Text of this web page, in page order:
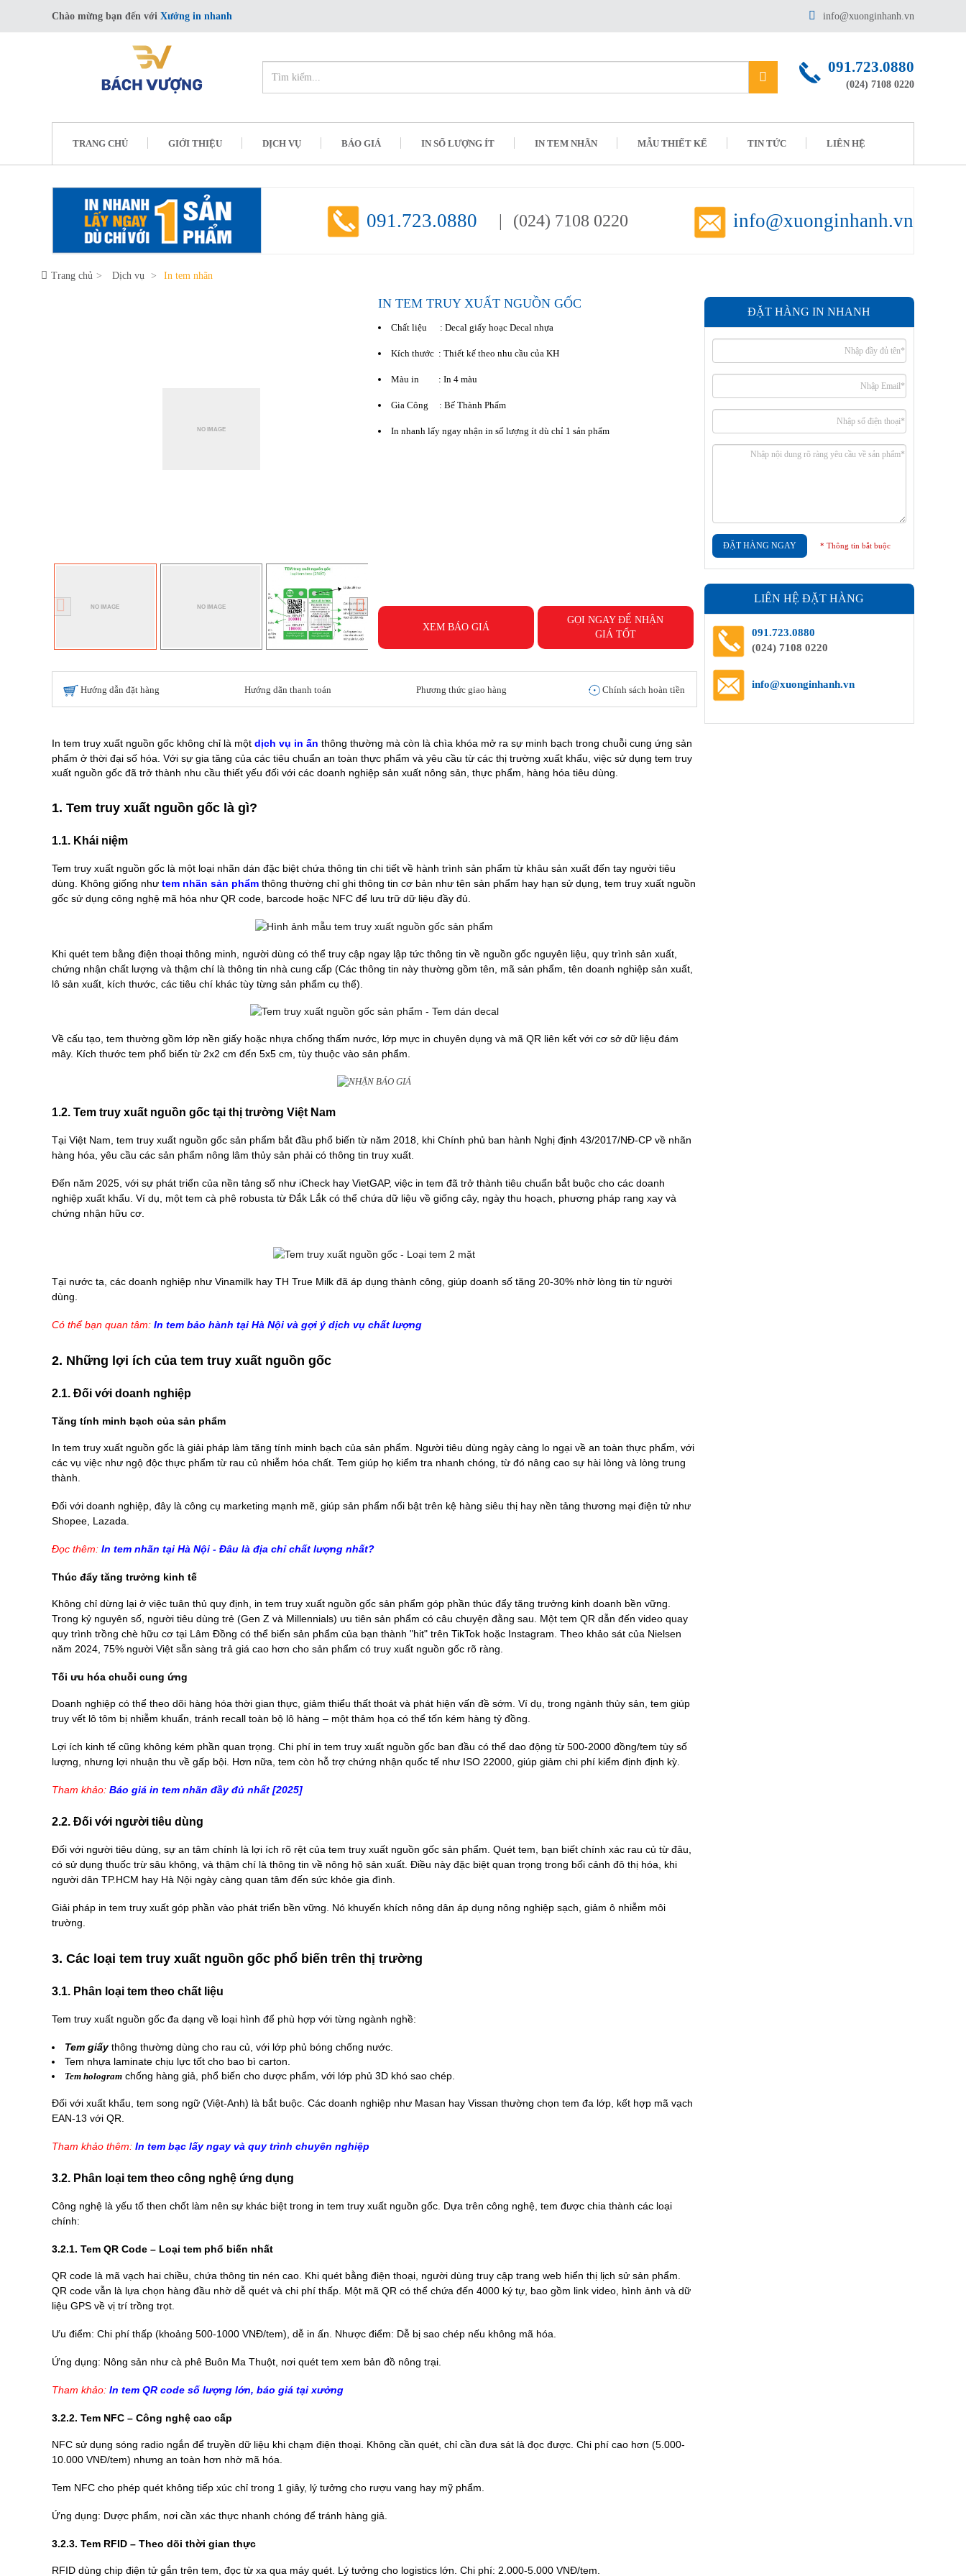
Chào mừng bạn đến với Xưởng in nhanh info@xuonginhanh.vn
091.723.0880
(024) 7108 0220
TRANG CHỦ GIỚI THIỆU DỊCH VỤ BÁO GIÁ IN SỐ LƯỢNG ÍT IN TEM NHÃN MẪU THIẾT KẾ TIN TỨC LIÊN HỆ
091.723.0880 (024) 7108 0220 info@xuonginhanh.vn
Trang chủ Dịch vụ In tem nhãn
IN TEM TRUY XUẤT NGUỒN GỐC
Chất liệu : Decal giấy hoạc Decal nhựa
Kích thước : Thiết kế theo nhu cầu của KH
Màu in : In 4 màu
Gia Công : Bế Thành Phẩm
In nhanh lấy ngay nhận in số lượng ít dù chỉ 1 sản phẩm
XEM BÁO GIÁ
GỌI NGAY ĐỂ NHẬN
GIÁ TỐT
Hướng dẫn đặt hàng Hướng dãn thanh toán Phương thức giao hàng Chính sách hoàn tiền
In tem truy xuất nguồn gốc không chỉ là một dịch vụ in ấn thông thường mà còn là chìa khóa mở ra sự minh bạch trong chuỗi cung ứng sản
phẩm ở thời đại số hóa. Với sự gia tăng của các tiêu chuẩn an toàn thực phẩm và yêu cầu từ các thị trường xuất khẩu, việc sử dụng tem truy
xuất nguồn gốc đã trở thành nhu cầu thiết yếu đối với các doanh nghiệp sản xuất nông sản, thực phẩm, hàng hóa tiêu dùng.
1. Tem truy xuất nguồn gốc là gì?
1.1. Khái niệm
Tem truy xuất nguồn gốc là một loại nhãn dán đặc biệt chứa thông tin chi tiết về hành trình sản phẩm từ khâu sản xuất đến tay người tiêu
dùng. Không giống như tem nhãn sản phẩm thông thường chỉ ghi thông tin cơ bản như tên sản phẩm hay hạn sử dụng, tem truy xuất nguồn
gốc sử dụng công nghệ mã hóa như QR code, barcode hoặc NFC để lưu trữ dữ liệu đầy đủ.
Khi quét tem bằng điện thoại thông minh, người dùng có thể truy cập ngay lập tức thông tin về nguồn gốc nguyên liệu, quy trình sản xuất,
chứng nhận chất lượng và thậm chí là thông tin nhà cung cấp (Các thông tin này thường gồm tên, mã sản phẩm, tên doanh nghiệp sản xuất,
lô sản xuất, kích thước, các tiêu chí khác tùy từng sản phẩm cụ thể).
Về cấu tạo, tem thường gồm lớp nền giấy hoặc nhựa chống thấm nước, lớp mực in chuyên dụng và mã QR liên kết với cơ sở dữ liệu đám
mây. Kích thước tem phổ biến từ 2x2 cm đến 5x5 cm, tùy thuộc vào sản phẩm.
1.2. Tem truy xuất nguồn gốc tại thị trường Việt Nam
Tại Việt Nam, tem truy xuất nguồn gốc sản phẩm bắt đầu phổ biến từ năm 2018, khi Chính phủ ban hành Nghị định 43/2017/NĐ-CP về nhãn
hàng hóa, yêu cầu các sản phẩm nông lâm thủy sản phải có thông tin truy xuất.
Đến năm 2025, với sự phát triển của nền tảng số như iCheck hay VietGAP, việc in tem đã trở thành tiêu chuẩn bắt buộc cho các doanh
nghiệp xuất khẩu. Ví dụ, một tem cà phê robusta từ Đắk Lắk có thể chứa dữ liệu về giống cây, ngày thu hoạch, phương pháp rang xay và
chứng nhận hữu cơ.
Tại nước ta, các doanh nghiệp như Vinamilk hay TH True Milk đã áp dụng thành công, giúp doanh số tăng 20-30% nhờ lòng tin từ người
dùng.
Có thể bạn quan tâm: In tem bảo hành tại Hà Nội và gợi ý dịch vụ chất lượng
2. Những lợi ích của tem truy xuất nguồn gốc
2.1. Đối với doanh nghiệp
Tăng tính minh bạch của sản phẩm
In tem truy xuất nguồn gốc là giải pháp làm tăng tính minh bạch của sản phẩm. Người tiêu dùng ngày càng lo ngại về an toàn thực phẩm, với
các vụ việc như ngộ độc thực phẩm từ rau củ nhiễm hóa chất. Tem giúp họ kiểm tra nhanh chóng, từ đó nâng cao sự hài lòng và lòng trung
thành.
Đối với doanh nghiệp, đây là công cụ marketing mạnh mẽ, giúp sản phẩm nổi bật trên kệ hàng siêu thị hay nền tảng thương mại điện tử như
Shopee, Lazada.
Đọc thêm: In tem nhãn tại Hà Nội - Đâu là địa chỉ chất lượng nhất?
Thúc đẩy tăng trưởng kinh tế
Không chỉ dừng lại ở việc tuân thủ quy định, in tem truy xuất nguồn gốc sản phẩm góp phần thúc đẩy tăng trưởng kinh doanh bền vững.
Trong kỷ nguyên số, người tiêu dùng trẻ (Gen Z và Millennials) ưu tiên sản phẩm có câu chuyện đằng sau. Một tem QR dẫn đến video quay
quy trình trồng chè hữu cơ tại Lâm Đồng có thể biến sản phẩm của bạn thành "hit" trên TikTok hoặc Instagram. Theo khảo sát của Nielsen
năm 2024, 75% người Việt sẵn sàng trả giá cao hơn cho sản phẩm có truy xuất nguồn gốc rõ ràng.
Tối ưu hóa chuỗi cung ứng
Doanh nghiệp có thể theo dõi hàng hóa thời gian thực, giảm thiểu thất thoát và phát hiện vấn đề sớm. Ví dụ, trong ngành thủy sản, tem giúp
truy vết lô tôm bị nhiễm khuẩn, tránh recall toàn bộ lô hàng – một thảm họa có thể tốn kém hàng tỷ đồng.
Lợi ích kinh tế cũng không kém phần quan trọng. Chi phí in tem truy xuất nguồn gốc ban đầu có thể dao động từ 500-2000 đồng/tem tùy số
lượng, nhưng lợi nhuận thu về gấp bội. Hơn nữa, tem còn hỗ trợ chứng nhận quốc tế như ISO 22000, giúp giảm chi phí kiểm định định kỳ.
Tham khảo: Báo giá in tem nhãn đầy đủ nhất [2025]
2.2. Đối với người tiêu dùng
Đối với người tiêu dùng, sự an tâm chính là lợi ích rõ rệt của tem truy xuất nguồn gốc sản phẩm. Quét tem, bạn biết chính xác rau củ từ đâu,
có sử dụng thuốc trừ sâu không, và thậm chí là thông tin về nông hộ sản xuất. Điều này đặc biệt quan trọng trong bối cảnh đô thị hóa, khi
người dân TP.HCM hay Hà Nội ngày càng quan tâm đến sức khỏe gia đình.
Giải pháp in tem truy xuất góp phần vào phát triển bền vững. Nó khuyến khích nông dân áp dụng nông nghiệp sạch, giảm ô nhiễm môi
trường.
3. Các loại tem truy xuất nguồn gốc phổ biến trên thị trường
3.1. Phân loại tem theo chất liệu
Tem truy xuất nguồn gốc đa dạng về loại hình để phù hợp với từng ngành nghề:
Tem giấythông thường dùng cho rau củ, với lớp phủ bóng chống nước.
Tem nhựa laminate chịu lực tốt cho bao bì carton.
Tem hologram chống hàng giả, phổ biến cho dược phẩm, với lớp phủ 3D khó sao chép.
Đối với xuất khẩu, tem song ngữ (Việt-Anh) là bắt buộc. Các doanh nghiệp như Masan hay Vissan thường chọn tem đa lớp, kết hợp mã vạch
EAN-13 với QR.
Tham khảo thêm: In tem bạc lấy ngayvà quy trình chuyên nghiệp
3.2. Phân loại tem theo công nghệ ứng dụng
Công nghệ là yếu tố then chốt làm nên sự khác biệt trong in tem truy xuất nguồn gốc. Dựa trên công nghệ, tem được chia thành các loại
chính:
3.2.1. Tem QR Code – Loại tem phổ biến nhất
QR code là mã vạch hai chiều, chứa thông tin nén cao. Khi quét bằng điện thoại, người dùng truy cập trang web hiển thị lịch sử sản phẩm.
QR code vẫn là lựa chọn hàng đầu nhờ dễ quét và chi phí thấp. Một mã QR có thể chứa đến 4000 ký tự, bao gồm link video, hình ảnh và dữ
liệu GPS về vị trí trồng trọt.
Ưu điểm: Chi phí thấp (khoảng 500-1000 VNĐ/tem), dễ in ấn. Nhược điểm: Dễ bị sao chép nếu không mã hóa.
Ứng dụng: Nông sản như cà phê Buôn Ma Thuột, nơi quét tem xem bản đồ nông trại.
Tham khảo: In tem QR code số lượng lớn, báo giá tại xưởng
3.2.2. Tem NFC – Công nghệ cao cấp
NFC sử dụng sóng radio ngắn để truyền dữ liệu khi chạm điện thoại. Không cần quét, chỉ cần đưa sát là đọc được. Chi phí cao hơn (5.000-
10.000 VNĐ/tem) nhưng an toàn hơn nhờ mã hóa.
Tem NFC cho phép quét không tiếp xúc chỉ trong 1 giây, lý tưởng cho rượu vang hay mỹ phẩm.
Ứng dụng: Dược phẩm, nơi cần xác thực nhanh chóng để tránh hàng giả.
3.2.3. Tem RFID – Theo dõi thời gian thực
RFID dùng chip điện tử gắn trên tem, đọc từ xa qua máy quét. Lý tưởng cho logistics lớn. Chi phí: 2.000-5.000 VNĐ/tem.
ĐẶT HÀNG IN NHANH
ĐẶT HÀNG NGAY * Thông tin bắt buộc
LIÊN HỆ ĐẶT HÀNG
091.723.0880
(024) 7108 0220
info@xuonginhanh.vn